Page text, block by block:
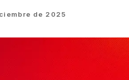
de 2025